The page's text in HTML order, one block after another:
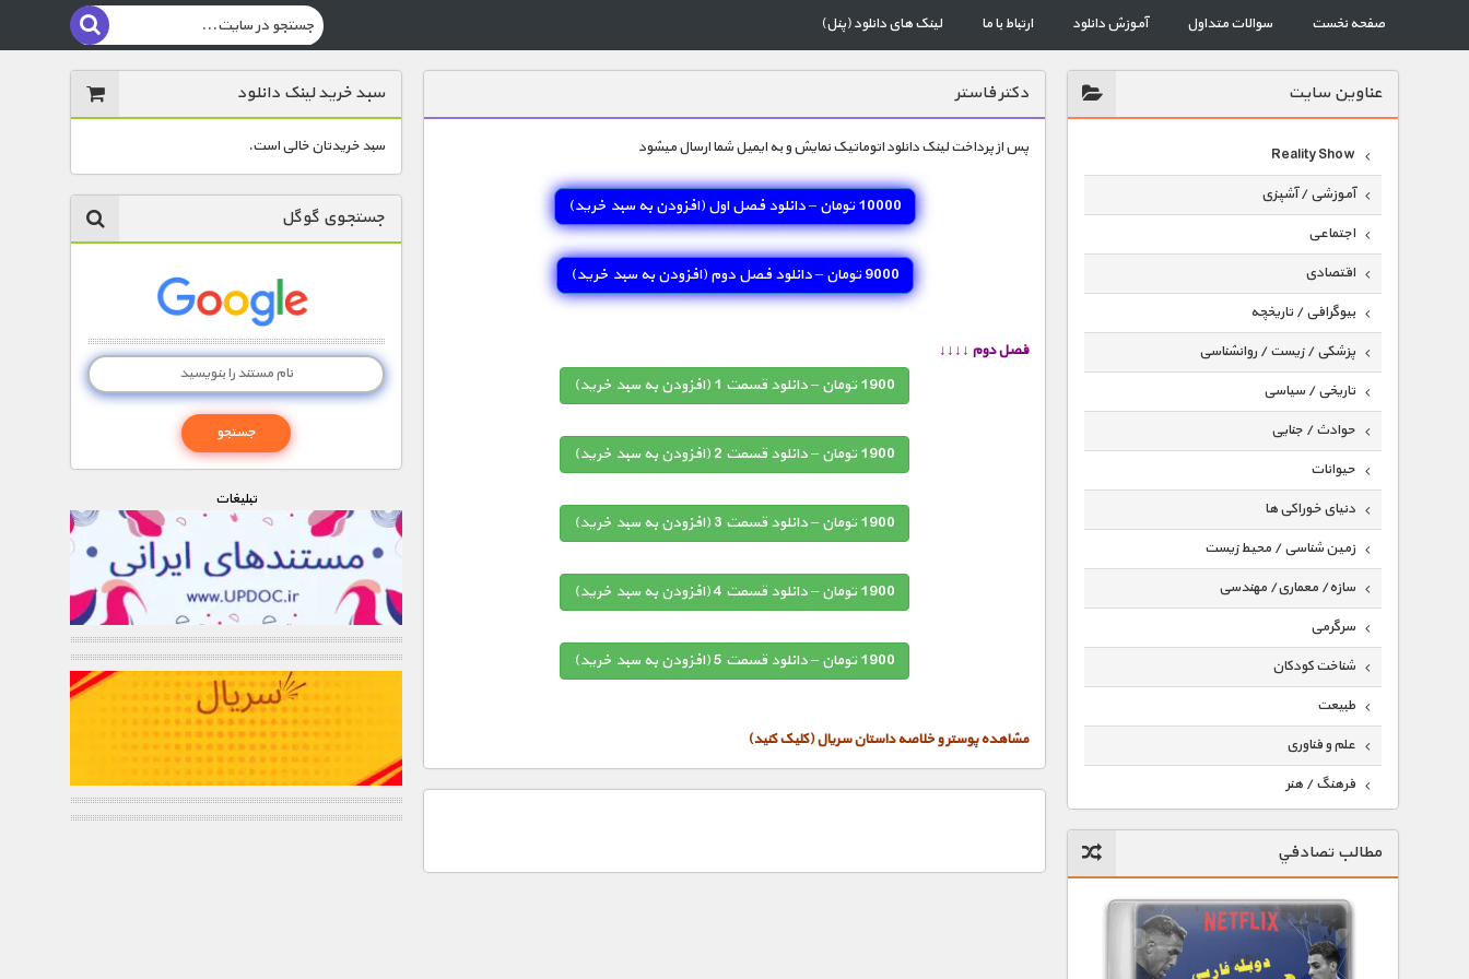
صفحه نخست سوالات متداول آموزش دانلود ارتباط با ما لینک های دانلود (پنل)
عناوين سايت
Reality Show
آموزشی / آشپزی
اجتماعی
اقتصادی
بیوگرافی / تاریخچه
پزشکی / زیست / روانشناسی
تاریخی / سیاسی
حوادث / جنایی
حیوانات
دنیای خوراکی ها
زمین شناسی / محیط زیست
سازه/ معماری/ مهندسی
سرگرمی
شناخت کودکان
طبیعت
علم و فناوری
فرهنگ / هنر
گردشگری
ماورایی
مسابقات / ورزشی
مطالب تصادفي
دکتر فاستر
پس از پرداخت لینک دانلود اتوماتیک نمایش و به ایمیل شما ارسال میشود
10000 تومان – دانلود فصل اول (افزودن به سبد خريد)
9000 تومان – دانلود فصل دوم (افزودن به سبد خريد)
فصل دوم ↓↓↓↓
1900 تومان – دانلود قسمت 1 (افزودن به سبد خريد)
1900 تومان – دانلود قسمت 2 (افزودن به سبد خريد)
1900 تومان – دانلود قسمت 3 (افزودن به سبد خريد)
1900 تومان – دانلود قسمت 4 (افزودن به سبد خريد)
1900 تومان – دانلود قسمت 5 (افزودن به سبد خريد)
مشاهده پوستر و خلاصه داستان سریال (کلیک کنید)
سبد خرید لینک دانلود
سبد خریدتان خالی است.
جستجوی گوگل
تبليغات